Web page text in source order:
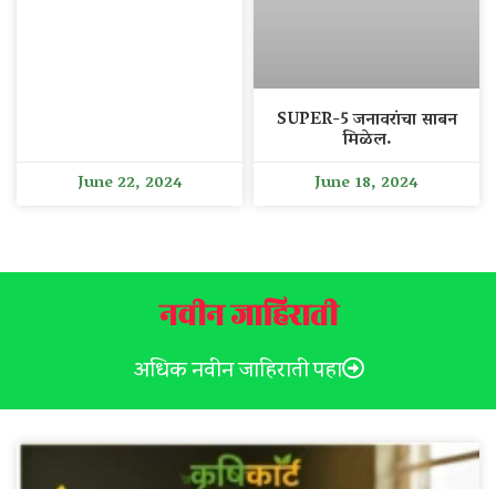
June 22, 2024
SUPER-5 जनावरांचा साबन
मिळेल.
June 18, 2024
नवीन जाहिराती
अधिक नवीन जाहिराती पहा